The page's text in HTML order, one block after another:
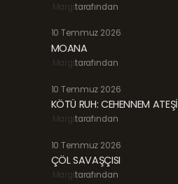
Margitarafından
10 Temmuz 2026
MOANA
Margitarafından
10 Temmuz 2026
KÖTÜ RUH: CEHENNEM ATEŞİ
Margitarafından
10 Temmuz 2026
ÇÖL SAVAŞÇISI
Margitarafından